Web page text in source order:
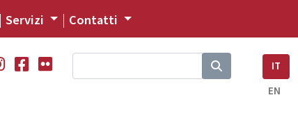
Servizi Contatti
IT
EN